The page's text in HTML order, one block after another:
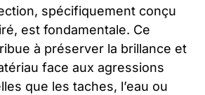
spécifiquement conçu
est fondamentale. Ce
à préserver la brillance et
face aux agressions
que les taches, l’eau ou